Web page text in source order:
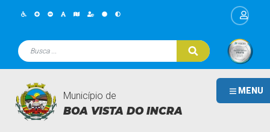
MENU
Município de
BOA VISTA DO INCRA